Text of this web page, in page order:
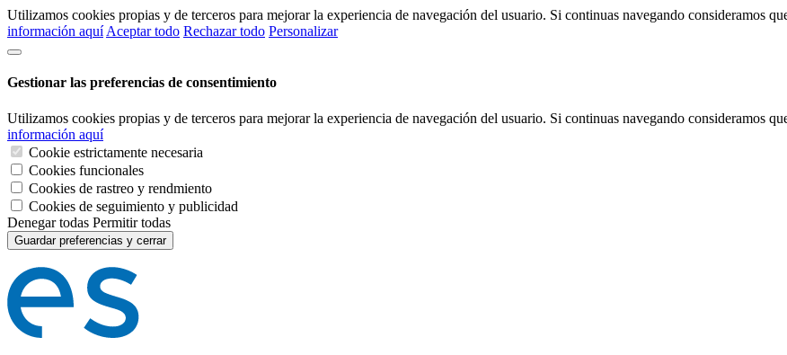
Utilizamos cookies propias y de terceros para mejorar la experiencia de navegación del usuario. Si continuas navegando consideramos
información aquí Aceptar todo Rechazar todo Personalizar
Gestionar las preferencias de consentimiento
Utilizamos cookies propias y de terceros para mejorar la experiencia de navegación del usuario. Si continuas navegando consideramos
información aquí
Cookie estrictamente necesaria
Cookies funcionales
Cookies de rastreo y rendmiento
Cookies de seguimiento y publicidad
Denegar todas Permitir todas
Guardar preferencias y cerrar